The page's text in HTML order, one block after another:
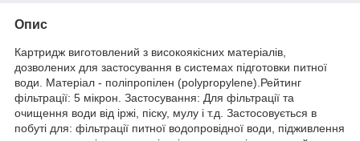
Опис
Картридж виготовлений з високоякісних матеріалів,
дозволених для застосування в системах підготовки питної
води. Матеріал - поліпропілен (polypropylene).Рейтинг
фільтрації: 5 мікрон. Застосування: Для фільтрації та
очищення води від іржі, піску, мулу і т.д. Застосовується в
побуті для: фільтрації питної водопровідної води, підживлення